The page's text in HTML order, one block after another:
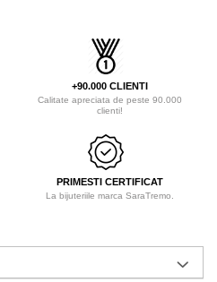
+90.000 CLIENTI
Calitate apreciata de peste 90.000
clienti!
PRIMESTI CERTIFICAT
La bijuteriile marca SaraTremo.